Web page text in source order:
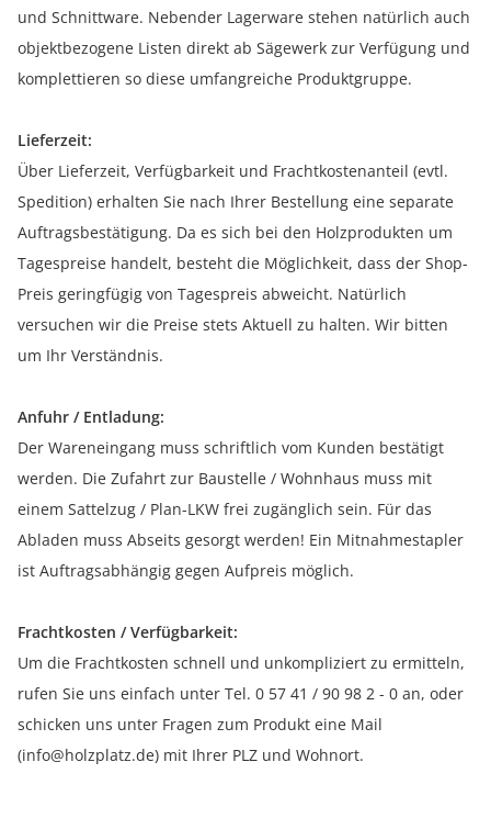
und Schnittware. Nebender Lagerware stehen natürlich auch
objektbezogene Listen direkt ab Sägewerk zur Verfügung und
komplettieren so diese umfangreiche Produktgruppe.
Lieferzeit:
Über Lieferzeit, Verfügbarkeit und Frachtkostenanteil (evtl.
Spedition) erhalten Sie nach Ihrer Bestellung eine separate
Auftragsbestätigung. Da es sich bei den Holzprodukten um
Tagespreise handelt, besteht die Möglichkeit, dass der Shop-
Preis geringfügig von Tagespreis abweicht. Natürlich
versuchen wir die Preise stets Aktuell zu halten. Wir bitten
um Ihr Verständnis.
Anfuhr / Entladung:
Der Wareneingang muss schriftlich vom Kunden bestätigt
werden. Die Zufahrt zur Baustelle / Wohnhaus muss mit
einem Sattelzug / Plan-LKW frei zugänglich sein. Für das
Abladen muss Abseits gesorgt werden! Ein Mitnahmestapler
ist Auftragsabhängig gegen Aufpreis möglich.
Frachtkosten / Verfügbarkeit:
Um die Frachtkosten schnell und unkompliziert zu ermitteln,
rufen Sie uns einfach unter Tel. 0 57 41 / 90 98 2 - 0 an, oder
schicken uns unter Fragen zum Produkt eine Mail
(info@holzplatz.de) mit Ihrer PLZ und Wohnort.